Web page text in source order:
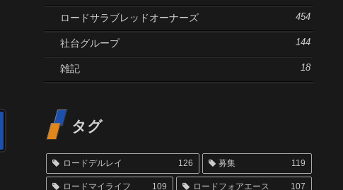
ロードサラブレッドオーナーズ 454
社台グループ 144
雑記 18
タグ
ロードデルレイ 126 募集 119
ロードマイライフ 109 ロードフォアエース 107